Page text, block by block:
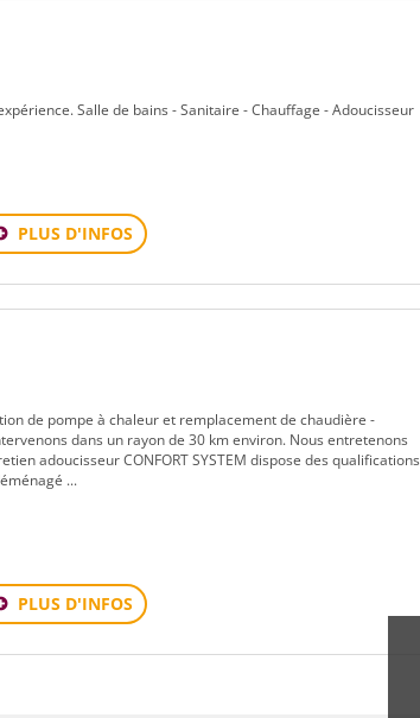
Salle de bains - Sanitaire - Chauffage - Adoucisseur
PLUS D'INFOS
de pompe à chaleur et remplacement de chaudière -
dans un rayon de 30 km environ. Nous entretenons
adoucisseur CONFORT SYSTEM dispose des qualifications
...
PLUS D'INFOS